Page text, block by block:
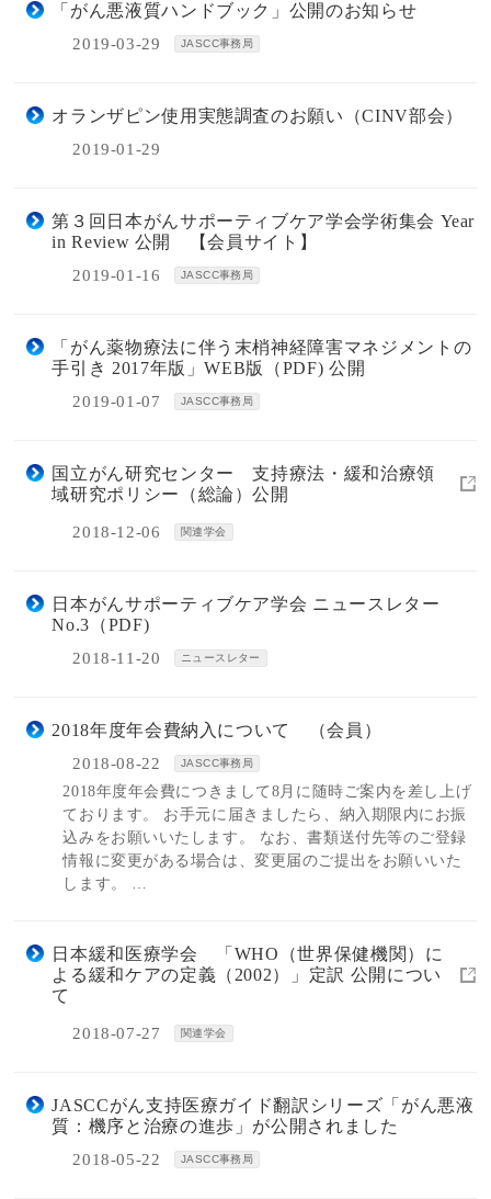
「がん悪液質ハンドブック」公開のお知らせ
2019-03-29 JASCC事務局
オランザピン使用実態調査のお願い（CINV部会）
2019-01-29
第３回日本がんサポーティブケア学会学術集会 Year
in Review 公開 【会員サイト】
2019-01-16 JASCC事務局
「がん薬物療法に伴う末梢神経障害マネジメントの
手引き 2017年版」WEB版（PDF) 公開
2019-01-07 JASCC事務局
国立がん研究センター 支持療法・緩和治療領
域研究ポリシー（総論）公開
2018-12-06 関連学会
日本がんサポーティブケア学会 ニュースレター
No.3（PDF)
2018-11-20 ニュースレター
2018年度年会費納入について （会員）
2018-08-22 JASCC事務局
2018年度年会費につきまして8月に随時ご案内を差し上げ
ております。 お手元に届きましたら、納入期限内にお振
込みをお願いいたします。 なお、書類送付先等のご登録
情報に変更がある場合は、変更届のご提出をお願いいた
します。 …
日本緩和医療学会 「WHO（世界保健機関）に
よる緩和ケアの定義（2002）」定訳 公開につい
て
2018-07-27 関連学会
JASCCがん支持医療ガイド翻訳シリーズ「がん悪液
質：機序と治療の進歩」が公開されました
2018-05-22 JASCC事務局